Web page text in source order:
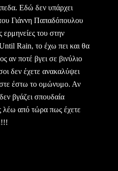
Εδώ δεν υπάρχει
Γιάννη Παπαδόπουλου
ερμηνείες του στην
Rain, το έχω πει και θα
αν ποτέ βγει σε βινύλιο
έχετε ανακαλύψει
έστω το ομώνυμο. Αν
βγάζει σπουδαία
λέω από τώρα πως έχετε